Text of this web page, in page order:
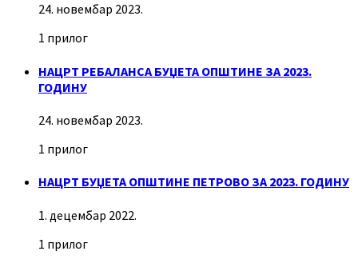
24. новембар 2023.
1 прилог
НАЦРТ РЕБАЛАНСА БУЏЕТА ОПШТИНЕ ЗА 2023.
ГОДИНУ
24. новембар 2023.
1 прилог
НАЦРТ БУЏЕТА ОПШТИНЕ ПЕТРОВО ЗА 2023. ГОДИНУ
1. децембар 2022.
1 прилог